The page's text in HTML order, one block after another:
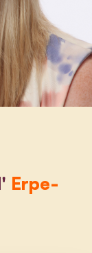
Erpe-